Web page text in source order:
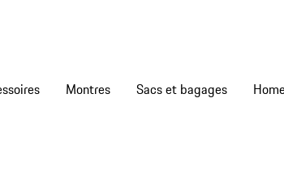
Montres Sacs et bagages